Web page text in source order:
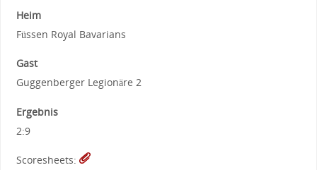
Heim
Füssen Royal Bavarians
Gast
Guggenberger Legionäre 2
Ergebnis
2:9
Scoresheets: